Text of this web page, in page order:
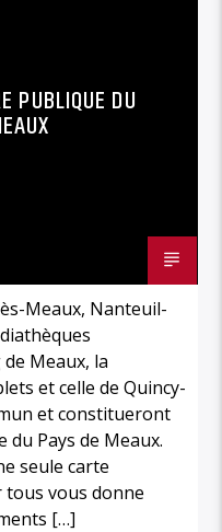
PUBLIQUE DU
Meaux, Nanteuil-
Meaux, la
et celle de Quincy-
et constitueront
du Pays de Meaux.
seule carte
vous donne
[…]